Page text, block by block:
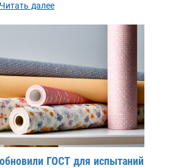
Читать далее
ГОСТ для испытаний